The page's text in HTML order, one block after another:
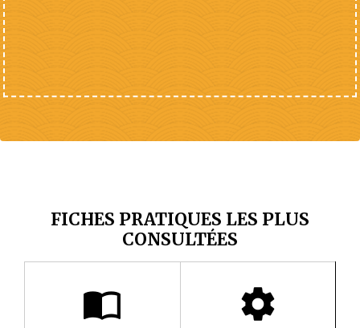
FICHES PRATIQUES LES PLUS
CONSULTÉES
import_contacts settings